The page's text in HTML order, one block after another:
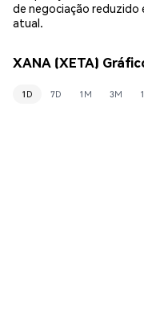
de negociação reduzido
atual.
XANA (XETA)
1D 7D 1M 3M